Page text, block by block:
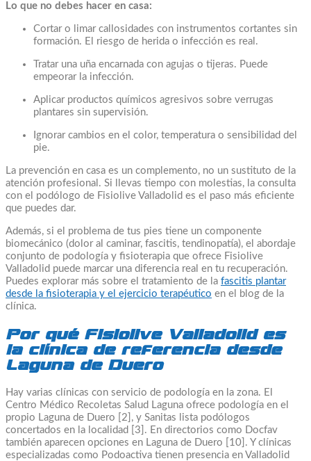
Lo que no debes hacer en casa:
Cortar o limar callosidades con instrumentos cortantes sin
formación. El riesgo de herida o infección es real.
Tratar una uña encarnada con agujas o tijeras. Puede
empeorar la infección.
Aplicar productos químicos agresivos sobre verrugas
plantares sin supervisión.
Ignorar cambios en el color, temperatura o sensibilidad del
pie.
La prevención en casa es un complemento, no un sustituto de la
atención profesional. Si llevas tiempo con molestias, la consulta
con el podólogo de Fisiolive Valladolid es el paso más eficiente
que puedes dar.
Además, si el problema de tus pies tiene un componente
biomecánico (dolor al caminar, fascitis, tendinopatía), el abordaje
conjunto de podología y fisioterapia que ofrece Fisiolive
Valladolid puede marcar una diferencia real en tu recuperación.
Puedes explorar más sobre el tratamiento de la fascitis plantar
desde la fisioterapia y el ejercicio terapéutico en el blog de la
clínica.
Por qué Fisiolive Valladolid es
la clínica de referencia desde
Laguna de Duero
Hay varias clínicas con servicio de podología en la zona. El
Centro Médico Recoletas Salud Laguna ofrece podología en el
propio Laguna de Duero [2], y Sanitas lista podólogos
concertados en la localidad [3]. En directorios como Docfav
también aparecen opciones en Laguna de Duero [10]. Y clínicas
especializadas como Podoactiva tienen presencia en Valladolid